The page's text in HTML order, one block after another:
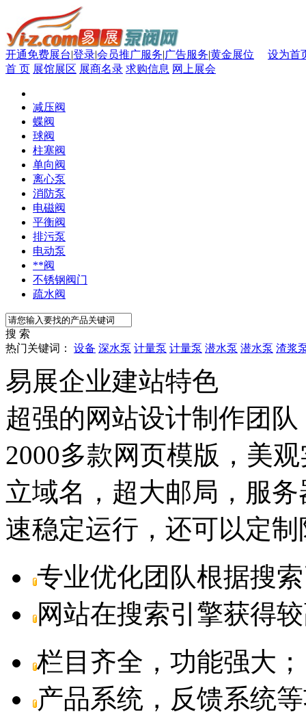
开通免费展台|登录|会员推广服务|广告服务|黄金展位
设为首
首 页 展馆展区 展商名录 求购信息 网上展会
减压阀
蝶阀
球阀
柱塞阀
单向阀
离心泵
消防泵
电磁阀
平衡阀
排污泵
电动泵
**阀
不锈钢阀门
疏水阀
搜 索
热门关键词： 设备 深水泵 计量泵 计量泵 潜水泵 潜水泵 渣浆
易展企业建站特色
超强的网站设计制作团
2000多款网页模版，美
立域名，超大邮局，服
速稳定运行，还可以定
专业优化团队根据搜
网站在搜索引擎获得
栏目齐全，功能强大；
产品系统，反馈系统